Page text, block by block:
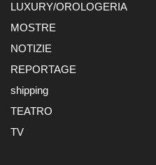
LUXURY/OROLOGERIA
MOSTRE
NOTIZIE
REPORTAGE
shipping
TEATRO
TV